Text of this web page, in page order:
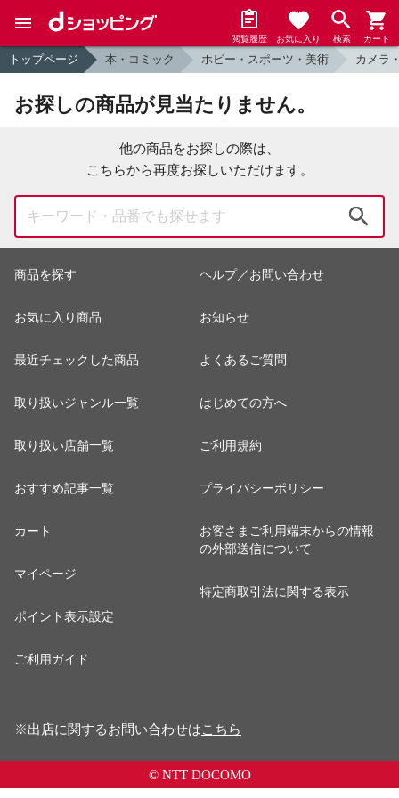
閲覧履歴 お気に入り 検索 カート
トップページ 本・コミック ホビー・スポーツ・美術 カメラ
お探しの商品が見当たりません。
他の商品をお探しの際は、
こちらから再度お探しいただけます。
商品を探す
お気に入り商品
最近チェックした商品
取り扱いジャンル一覧
取り扱い店舗一覧
おすすめ記事一覧
カート
マイページ
ポイント表示設定
ご利用ガイド
ヘルプ／お問い合わせ
お知らせ
よくあるご質問
はじめての方へ
ご利用規約
プライバシーポリシー
お客さまご利用端末からの情報
の外部送信について
特定商取引法に関する表示
※出店に関するお問い合わせはこちら
© NTT DOCOMO